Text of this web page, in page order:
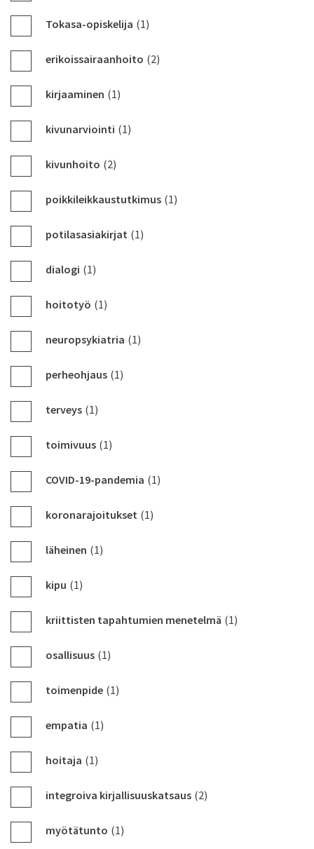
Tokasa-opiskelija (1)
erikoissairaanhoito (2)
kirjaaminen (1)
kivunarviointi (1)
kivunhoito (2)
poikkileikkaustutkimus (1)
potilasasiakirjat (1)
dialogi (1)
hoitotyö (1)
neuropsykiatria (1)
perheohjaus (1)
terveys (1)
toimivuus (1)
COVID-19-pandemia (1)
koronarajoitukset (1)
läheinen (1)
kipu (1)
kriittisten tapahtumien menetelmä (1)
osallisuus (1)
toimenpide (1)
empatia (1)
hoitaja (1)
integroiva kirjallisuuskatsaus (2)
myötätunto (1)